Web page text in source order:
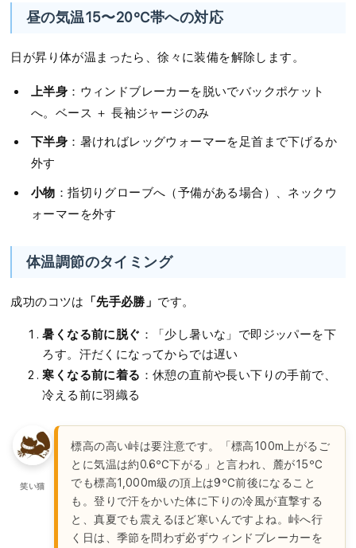
昼の気温15〜20℃帯への対応
日が昇り体が温まったら、徐々に装備を解除します。
上半身 ：ウィンドブレーカーを脱いでバックポケット
へ。ベース ＋ 長袖ジャージのみ
下半身 ：暑ければレッグウォーマーを足首まで下げるか
外す
小物 ：指切りグローブへ（予備がある場合）、ネックウ
ォーマーを外す
体温調節のタイミング
成功のコツは 「先手必勝」 です。
暑くなる前に脱ぐ ：「少し暑いな」で即ジッパーを下
ろす。汗だくになってからでは遅い
寒くなる前に着る ：休憩の直前や長い下りの手前で、
冷える前に羽織る
笑い猫
標高の高い峠は要注意です。「標高100m上がるご
とに気温は約0.6℃下がる」と言われ、麓が15℃
でも標高1,000m級の頂上は9℃前後になること
も。登りで汗をかいた体に下りの冷風が直撃する
と、真夏でも震えるほど寒いんですよね。峠へ行
く日は、季節を問わず必ずウィンドブレーカーを